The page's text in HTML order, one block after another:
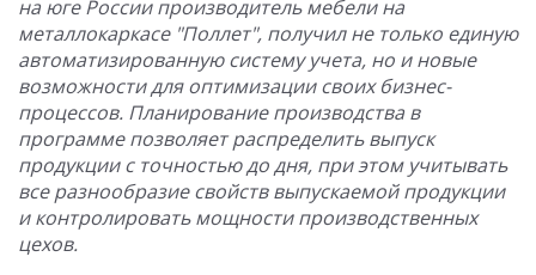
на юге России производитель мебели на
металлокаркасе "Поллет", получил не только единую
автоматизированную систему учета, но и новые
возможности для оптимизации своих бизнес-
процессов. Планирование производства в
программе позволяет распределить выпуск
продукции с точностью до дня, при этом учитывать
все разнообразие свойств выпускаемой продукции
и контролировать мощности производственных
цехов.